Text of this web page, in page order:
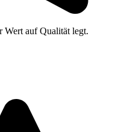
Wert auf Qualität legt.